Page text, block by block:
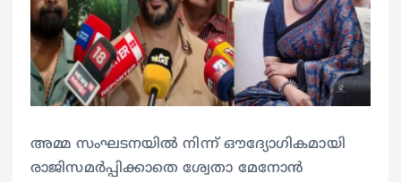
അമ്മ സംഘടനയിൽ നിന്ന് ഔദ്യോഗികമായി
രാജിസമർപ്പിക്കാതെ ശ്വേതാ മേനോൻ